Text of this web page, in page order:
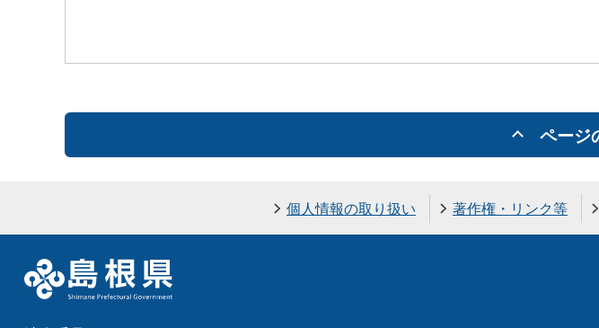
ページ
個人情報の取り扱い 著作権・リンク等